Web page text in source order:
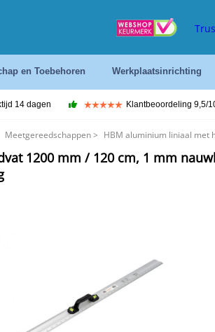
en Toebehoren Werkplaatsinrichting
14 dagen Klantbeoordeling 9,5/
Meetgereedschappen> HBM aluminium liniaal met
1200 mm / 120 cm, 1 mm